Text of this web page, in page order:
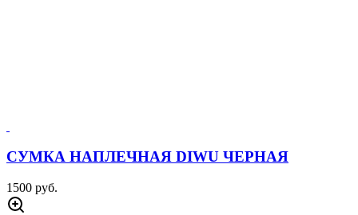
СУМКА НАПЛЕЧНАЯ DIWU ЧЕРНАЯ
1500 руб.